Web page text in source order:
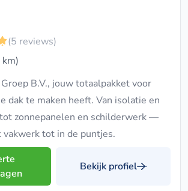
(5 reviews)
km)
B.V., jouw totaalpakket voor
dak te maken heeft. Van isolatie en
zonnepanelen en schilderwerk —
tot in de puntjes.
Bekijk profiel